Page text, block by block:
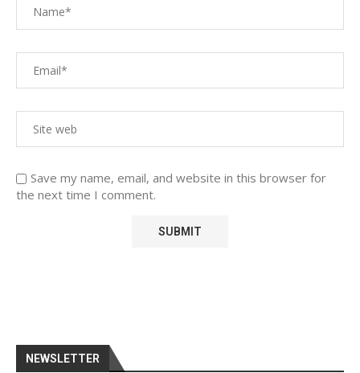
Save my name, email, and website in this browser for
the next time I comment.
NEWSLETTER